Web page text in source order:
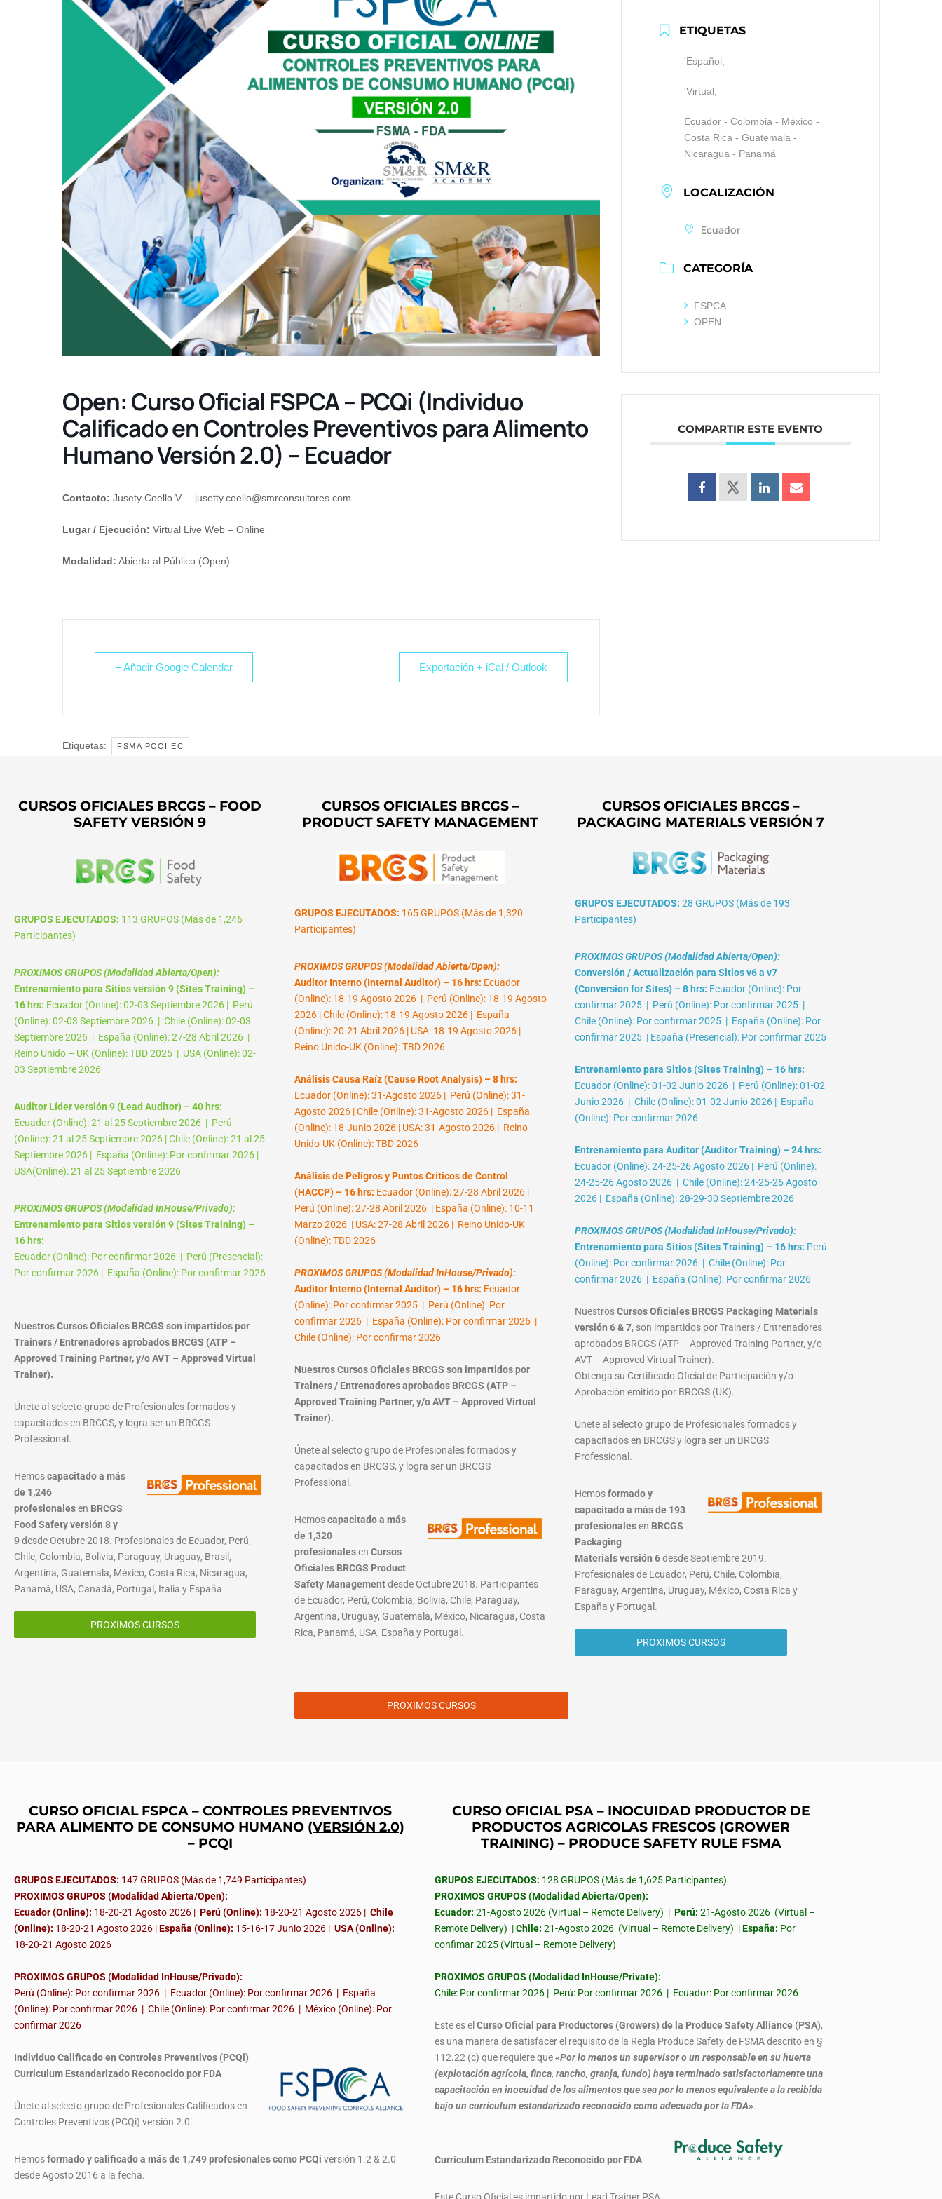
Open: Curso Oficial FSPCA – PCQi (Individuo
Calificado en Controles Preventivos para Alimento
Humano Versión 2.0) – Ecuador
Contacto: Jusety Coello V. – jusetty.coello@smrconsultores.com
Lugar / Ejecución: Virtual Live Web – Online
Modalidad: Abierta al Público (Open)
+ Añadir Google Calendar Exportación + iCal / Outlook
Etiquetas: FSMA PCQI EC
ETIQUETAS
'Español,
'Virtual,
Ecuador - Colombia - México -
Costa Rica - Guatemala -
Nicaragua - Panamá
LOCALIZACIÓN
Ecuador
CATEGORÍA
FSPCA
OPEN
COMPARTIR ESTE EVENTO
CURSOS OFICIALES BRCGS – FOOD
SAFETY VERSIÓN 9
GRUPOS EJECUTADOS: 113 GRUPOS (Más de 1,246
Participantes)
PROXIMOS GRUPOS (Modalidad Abierta/Open):
Entrenamiento para Sitios versión 9 (Sites Training) –
16 hrs: Ecuador (Online): 02-03 Septiembre 2026 | Perú
(Online): 02-03 Septiembre 2026 | Chile (Online): 02-03
Septiembre 2026 | España (Online): 27-28 Abril 2026 |
Reino Unido – UK (Online): TBD 2025 | USA (Online): 02-
03 Septiembre 2026
Auditor Líder versión 9 (Lead Auditor) – 40 hrs:
Ecuador (Online): 21 al 25 Septiembre 2026 | Perú
(Online): 21 al 25 Septiembre 2026 | Chile (Online): 21 al 25
Septiembre 2026 | España (Online): Por confirmar 2026 |
USA(Online): 21 al 25 Septiembre 2026
PROXIMOS GRUPOS (Modalidad InHouse/Privado):
Entrenamiento para Sitios versión 9 (Sites Training) –
16 hrs:
Ecuador (Online): Por confirmar 2026 | Perú (Presencial):
Por confirmar 2026 | España (Online): Por confirmar 2026
Nuestros Cursos Oficiales BRCGS son impartidos por
Trainers / Entrenadores aprobados BRCGS (ATP –
Approved Training Partner, y/o AVT – Approved Virtual
Trainer).
Únete al selecto grupo de Profesionales formados y
capacitados en BRCGS, y logra ser un BRCGS
Professional.
Hemoscapacitado a más
de 1,246
profesionalesen BRCGS
Food Safety versión 8 y
9desde Octubre 2018. Profesionales de Ecuador, Perú,
Chile, Colombia, Bolivia, Paraguay, Uruguay, Brasil,
Argentina, Guatemala, México, Costa Rica, Nicaragua,
Panamá, USA, Canadá, Portugal, Italia y España
PROXIMOS CURSOS
CURSOS OFICIALES BRCGS –
PRODUCT SAFETY MANAGEMENT
GRUPOS EJECUTADOS: 165 GRUPOS (Más de 1,320
Participantes)
PROXIMOS GRUPOS (Modalidad Abierta/Open):
Auditor Interno (Internal Auditor) – 16 hrs: Ecuador
(Online): 18-19 Agosto 2026 | Perú (Online): 18-19 Agosto
2026 | Chile (Online): 18-19 Agosto 2026 | España
(Online): 20-21 Abril 2026 | USA: 18-19 Agosto 2026 |
Reino Unido-UK (Online): TBD 2026
Análisis Causa Raíz (Cause Root Analysis) – 8 hrs:
Ecuador (Online): 31-Agosto 2026 | Perú (Online): 31-
Agosto 2026 | Chile (Online): 31-Agosto 2026 | España
(Online): 18-Junio 2026 | USA: 31-Agosto 2026 | Reino
Unido-UK (Online): TBD 2026
Análisis de Peligros y Puntos Críticos de Control
(HACCP) – 16 hrs: Ecuador (Online): 27-28 Abril 2026 |
Perú (Online): 27-28 Abril 2026 | España (Online): 10-11
Marzo 2026 | USA: 27-28 Abril 2026 | Reino Unido-UK
(Online): TBD 2026
PROXIMOS GRUPOS (Modalidad InHouse/Privado):
Auditor Interno (Internal Auditor) – 16 hrs: Ecuador
(Online): Por confirmar 2025 | Perú (Online): Por
confirmar 2026 | España (Online): Por confirmar 2026 |
Chile (Online): Por confirmar 2026
Nuestros Cursos Oficiales BRCGS son impartidos por
Trainers / Entrenadores aprobados BRCGS (ATP –
Approved Training Partner, y/o AVT – Approved Virtual
Trainer).
Únete al selecto grupo de Profesionales formados y
capacitados en BRCGS, y logra ser un BRCGS
Professional.
Hemoscapacitado a más
de 1,320
profesionalesen Cursos
Oficiales BRCGS Product
Safety Managementdesde Octubre 2018. Participantes
de Ecuador, Perú, Colombia, Bolivia, Chile, Paraguay,
Argentina, Uruguay, Guatemala, México, Nicaragua, Costa
Rica, Panamá, USA, España y Portugal.
PROXIMOS CURSOS
CURSOS OFICIALES BRCGS –
PACKAGING MATERIALS VERSIÓN 7
GRUPOS EJECUTADOS: 28 GRUPOS (Más de 193
Participantes)
PROXIMOS GRUPOS (Modalidad Abierta/Open):
Conversión / Actualización para Sitios v6 a v7
(Conversion for Sites) – 8 hrs: Ecuador (Online): Por
confirmar 2025 | Perú (Online): Por confirmar 2025 |
Chile (Online): Por confirmar 2025 | España (Online): Por
confirmar 2025 | España (Presencial): Por confirmar 2025
Entrenamiento para Sitios (Sites Training) – 16 hrs:
Ecuador (Online): 01-02 Junio 2026 | Perú (Online): 01-02
Junio 2026 | Chile (Online): 01-02 Junio 2026 | España
(Online): Por confirmar 2026
Entrenamiento para Auditor (Auditor Training) – 24 hrs:
Ecuador (Online): 24-25-26 Agosto 2026 | Perú (Online):
24-25-26 Agosto 2026 | Chile (Online): 24-25-26 Agosto
2026 | España (Online): 28-29-30 Septiembre 2026
PROXIMOS GRUPOS (Modalidad InHouse/Privado):
Entrenamiento para Sitios (Sites Training) – 16 hrs: Perú
(Online): Por confirmar 2026 | Chile (Online): Por
confirmar 2026 | España (Online): Por confirmar 2026
NuestrosCursos Oficiales BRCGS Packaging Materials
versión 6 & 7, son impartidos por Trainers / Entrenadores
aprobados BRCGS (ATP – Approved Training Partner, y/o
AVT – Approved Virtual Trainer).
Obtenga su Certificado Oficial de Participación y/o
Aprobación emitido por BRCGS (UK).
Únete al selecto grupo de Profesionales formados y
capacitados en BRCGS y logra ser un BRCGS
Professional.
Hemosformado y
capacitado a más de 193
profesionalesen BRCGS
Packaging
Materialsversión 6desde Septiembre 2019.
Profesionales de Ecuador, Perú, Chile, Colombia,
Paraguay, Argentina, Uruguay, México, Costa Rica y
España y Portugal.
PROXIMOS CURSOS
CURSO OFICIAL FSPCA – CONTROLES PREVENTIVOS
PARA ALIMENTO DE CONSUMO HUMANO (VERSIÓN 2.0)
– PCQI
GRUPOS EJECUTADOS: 147 GRUPOS (Más de 1,749 Participantes)
PROXIMOS GRUPOS (Modalidad Abierta/Open):
Ecuador (Online): 18-20-21 Agosto 2026 | Perú (Online): 18-20-21 Agosto 2026 | Chile
(Online): 18-20-21 Agosto 2026 |España (Online): 15-16-17 Junio 2026 | USA (Online):
18-20-21 Agosto 2026
PROXIMOS GRUPOS (Modalidad InHouse/Privado):
Perú (Online): Por confirmar 2026 | Ecuador (Online): Por confirmar 2026 | España
(Online): Por confirmar 2026 | Chile (Online): Por confirmar 2026 | México (Online): Por
confirmar 2026
Individuo Calificado en Controles Preventivos (PCQi)
Curriculum Estandarizado Reconocido por FDA
Únete al selecto grupo de Profesionales Calificados en
Controles Preventivos (PCQi) versión 2.0.
Hemosformado y calificado a más de 1,749 profesionalescomo PCQi versión 1.2 & 2.0
desde Agosto 2016 a la fecha.
CURSO OFICIAL PSA – INOCUIDAD PRODUCTOR DE
PRODUCTOS AGRICOLAS FRESCOS (GROWER
TRAINING) – PRODUCE SAFETY RULE FSMA
GRUPOS EJECUTADOS: 128 GRUPOS (Más de 1,625 Participantes)
PROXIMOS GRUPOS (Modalidad Abierta/Open):
Ecuador: 21-Agosto 2026 (Virtual – Remote Delivery) | Perú: 21-Agosto 2026 (Virtual –
Remote Delivery) |Chile: 21-Agosto 2026 (Virtual – Remote Delivery) |España: Por
confimar 2025 (Virtual – Remote Delivery)
PROXIMOS GRUPOS (Modalidad InHouse/Private):
Chile: Por confirmar 2026 | Perú: Por confirmar 2026 | Ecuador: Por confirmar 2026
Este es el Curso Oficial para Productores (Growers) de la Produce Safety Alliance (PSA),
es una manera de satisfacer el requisito de la Regla Produce Safety de FSMA descrito en §
112.22 (c) que requiere que«Por lo menos un supervisor o un responsable en su huerta
(explotación agrícola, finca, rancho, granja, fundo) haya terminado satisfactoriamente una
capacitación en inocuidad de los alimentos que sea por lo menos equivalente a la recibida
bajo un currículum estandarizado reconocido como adecuado por la FDA».
Curriculum Estandarizado Reconocido por FDA